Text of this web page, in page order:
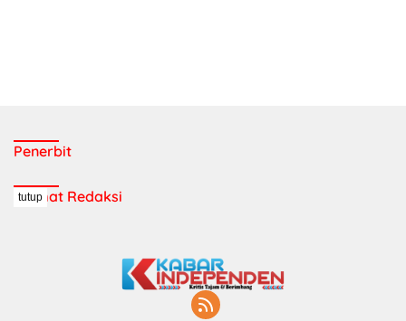
Penerbit
Alamat Redaksi
tutup